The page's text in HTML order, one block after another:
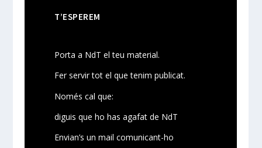
T’ESPEREM
Porta a NdT el teu material.
Fer servir tot el que tenim publicat.
Només cal que:
diguis que ho has agafat de NdT
Envian’s un mail comunicant-ho